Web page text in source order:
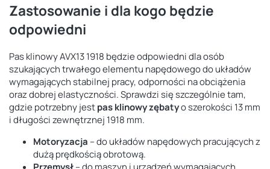
Zastosowanie i dla kogo będzie
odpowiedni
Pas klinowy AVX13 1918 będzie odpowiedni dla osób
szukających trwałego elementu napędowego do układów
wymagających stabilnej pracy, odporności na obciążenia
oraz dobrej elastyczności. Sprawdzi się szczególnie tam,
gdzie potrzebny jestpas klinowy zębatyo szerokości 13 mm
i długości zewnętrznej 1918 mm.
Motoryzacja – do układów napędowych pracujących z
dużą prędkością obrotową.